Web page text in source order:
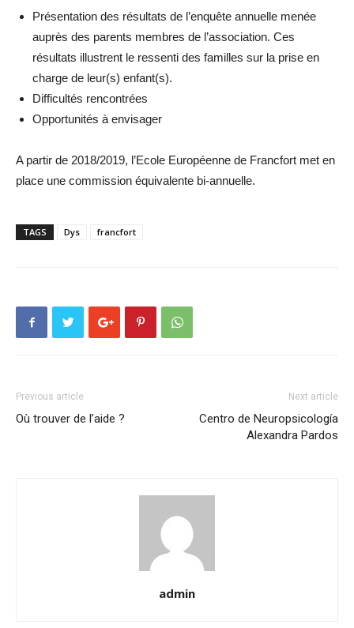
Présentation des résultats de l’enquête annuelle menée
auprès des parents membres de l’association. Ces
résultats illustrent le ressenti des familles sur la prise en
charge de leur(s) enfant(s).
Difficultés rencontrées
Opportunités à envisager
A partir de 2018/2019, l’Ecole Européenne de Francfort met en
place une commission équivalente bi-annuelle.
TAGS Dys francfort
Previous article
Où trouver de l’aide ?
Next article
Centro de Neuropsicología
Alexandra Pardos
admin